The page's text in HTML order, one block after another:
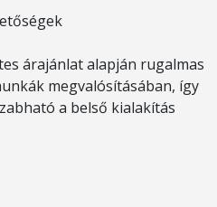
árajánlat alapján rugalmas
megvalósításában, így
a belső kialakítás